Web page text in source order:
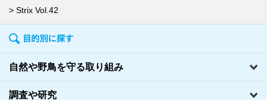
Strix Vol.42
自然や野鳥を守る取り組み
調査や研究